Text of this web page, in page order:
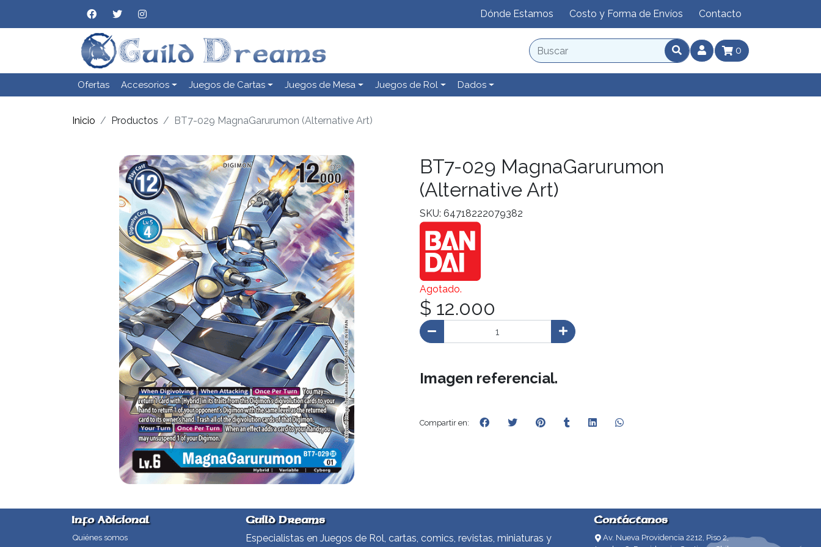
Dónde Estamos Costo y Forma de Envíos Contacto
0
Ofertas Accesorios Juegos de Cartas Juegos de Mesa Juegos de Rol Dados
Inicio Productos BT7-029 MagnaGarurumon (Alternative Art)
BT7-029 MagnaGarurumon
(Alternative Art)
SKU: 64718222079382
Agotado.
$ 12.000
Imagen referencial.
Compartir en:
Info Adicional
Quiénes somos
Guild Dreams
Especialistas en Juegos de Rol, cartas, comics, revistas, miniaturas y
Contáctanos
Av. Nueva Providencia 2212, Piso 2,